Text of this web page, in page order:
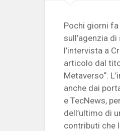
Pochi giorni
sull’agenzia
l’intervista a
articolo dal
Metaverso“.
anche dai
e TecNews,
dell’ultimo di
contributi che